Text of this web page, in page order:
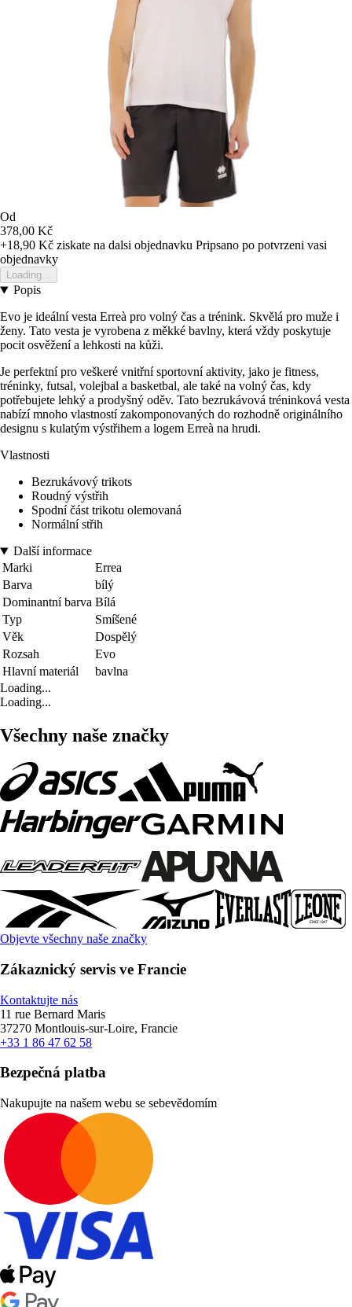
Od
378,00 Kč
+18,90 Kč ziskate na dalsi objednavku Pripsano po potvrzeni vasi
objednavky
Loading...
Popis
Evo je ideální vesta Erreà pro volný čas a trénink. Skvělá pro muže i
ženy. Tato vesta je vyrobena z měkké bavlny, která vždy poskytuje
pocit osvěžení a lehkosti na kůži.
Je perfektní pro veškeré vnitřní sportovní aktivity, jako je fitness,
tréninky, futsal, volejbal a basketbal, ale také na volný čas, kdy
potřebujete lehký a prodyšný oděv. Tato bezrukávová tréninková vesta
nabízí mnoho vlastností zakomponovaných do rozhodně originálního
designu s kulatým výstřihem a logem Erreà na hrudi.
Vlastnosti
Bezrukávový trikots
Roudný výstřih
Spodní část trikotu olemovaná
Normální střih
Další informace
Marki
Errea
Barva
bílý
Dominantní barva Bílá
Typ
Smíšené
Věk
Dospělý
Rozsah
Evo
Hlavní materiál
bavlna
Loading...
Loading...
Všechny naše značky
Objevte všechny naše značky
Zákaznický servis ve Francie
Kontaktujte nás
11 rue Bernard Maris
37270 Montlouis-sur-Loire, Francie
+33 1 86 47 62 58
Bezpečná platba
Nakupujte na našem webu se sebevědomím